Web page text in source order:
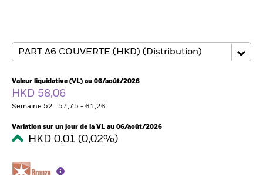
Thèmes
ETFs & Fonds indiciels
Documents
Intermédiaires financiers.
Valeur liquidative (VL) au 06/août/2026
HKD 58,06
Semaine 52 : 57,75 - 61,26
Variation sur un jour de la VL au 06/août/2026
HKD 0,01 (0,02%)